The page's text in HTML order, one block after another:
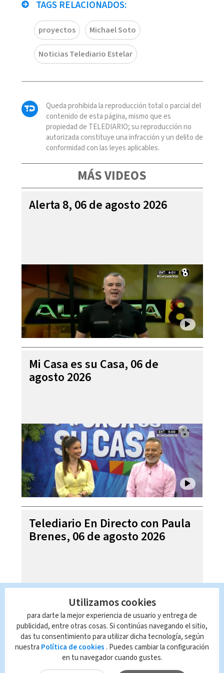
TAGS RELACIONADOS:
proyectos Michael Soto
Noticias Telediario Estelar
Queda prohibida la reproducción total o parcial del
contenido de esta página, mismo que es
propiedad de TELEDIARIO; su reproducción no
autorizada constituye una infracción y un delito de
conformidad con las leyes aplicables.
MÁS VIDEOS
Alerta 8, 06 de agosto 2026
Mi Casa es su Casa, 06 de
agosto 2026
Telediario En Directo con Paula
Brenes, 06 de agosto 2026
Utilizamos cookies
para darte la mejor experiencia de usuario y entrega de
publicidad, entre otras cosas. Si continúas navegando el sitio,
das tu consentimiento para utilizar dicha tecnología, según
nuestra Política de cookies . Puedes cambiar la configuración
en tu navegador cuando gustes.